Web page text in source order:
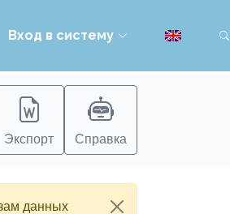
Вход в систему
Экспорт Справка
данных